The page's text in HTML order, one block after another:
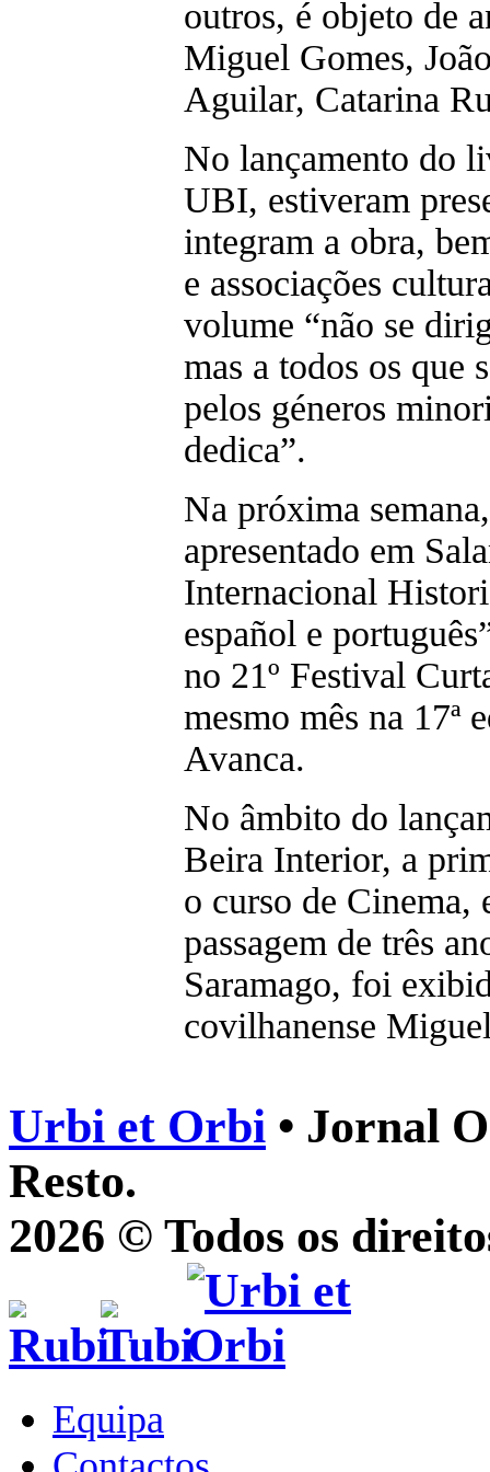
outros, é objeto de
Miguel Gomes,
Aguilar, Catarina
No lançamento do
UBI, estiveram
integram a obra,
e associações
volume “não se
mas a todos os que
pelos géneros
dedica”.
Na próxima
apresentado em
Internacional
español e
no 21º Festival
mesmo mês na 17ª
Avanca.
No âmbito do
Beira Interior, a
o curso de Cinema,
passagem de três
Saramago, foi
covilhanense
Urbi et Orbi • Jornal
Resto.
2026 © Todos os
Equipa